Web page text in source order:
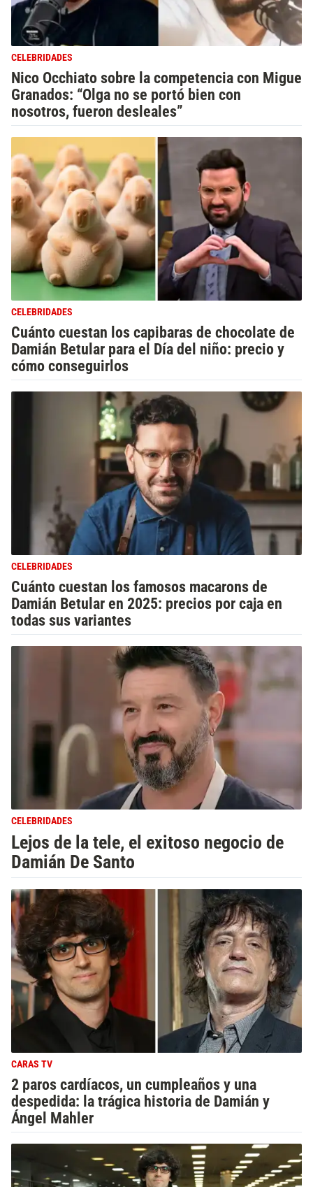
CELEBRIDADES
Nico Occhiato sobre la competencia con Migue
Granados: “Olga no se portó bien con
nosotros, fueron desleales”
CELEBRIDADES
Cuánto cuestan los capibaras de chocolate de
Damián Betular para el Día del niño: precio y
cómo conseguirlos
CELEBRIDADES
Cuánto cuestan los famosos macarons de
Damián Betular en 2025: precios por caja en
todas sus variantes
CELEBRIDADES
Lejos de la tele, el exitoso negocio de
Damián De Santo
CARAS TV
2 paros cardíacos, un cumpleaños y una
despedida: la trágica historia de Damián y
Ángel Mahler